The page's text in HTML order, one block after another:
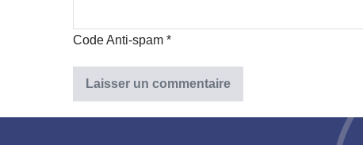
Code Anti-spam *